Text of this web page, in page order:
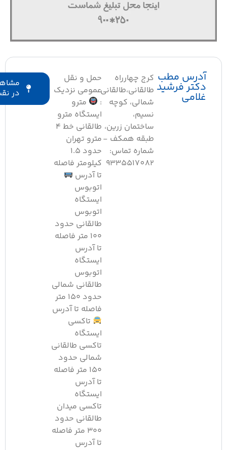
آدرس مطب
دکتر فرشید
غلامی
کرج چهارراه
طالقانی،طالقانی
شمالی، کوچه
ساختمان زرین،
طبقه همکف -
شماره تماس:
9335517082
حمل و نقل
عمومی نزدیک
:
مترو
ایستگاه مترو
طالقانی خط ۴
مترو تهران
حدود ۱.۵
کیلومتر فاصله
تا آدرس
اتوبوس
ایستگاه
اتوبوس
طالقانی حدود
۱۰۰ متر فاصله
تا آدرس
ایستگاه
اتوبوس
طالقانی شمالی
حدود ۱۵۰ متر
فاصله تا آدرس
تاکسی
ایستگاه
تاکسی طالقانی
شمالی حدود
۱۵۰ متر فاصله
تا آدرس
ایستگاه
تاکسی میدان
طالقانی حدود
۳۰۰ متر فاصله
تا آدرس
مشاهده
در نقشه